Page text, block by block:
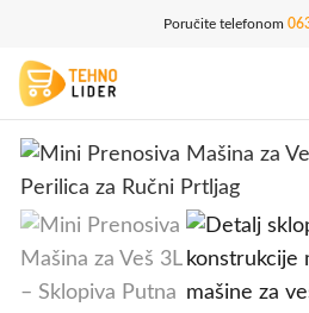
Poručite telefonom